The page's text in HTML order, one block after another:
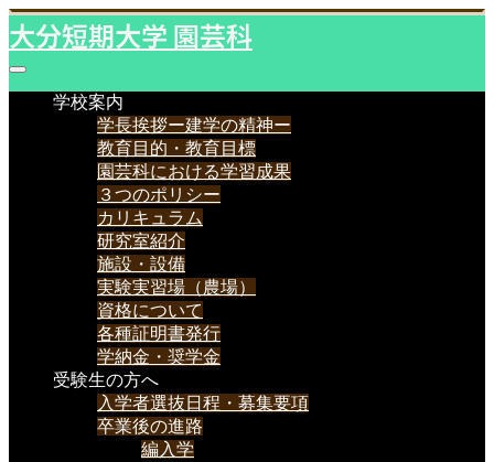
大分短期大学 園芸科
学校案内
学長挨拶ー建学の精神ー
教育目的・教育目標
園芸科における学習成果
３つのポリシー
カリキュラム
研究室紹介
施設・設備
実験実習場（農場）
資格について
各種証明書発行
学納金・奨学金
受験生の方へ
入学者選抜日程・募集要項
卒業後の進路
編入学